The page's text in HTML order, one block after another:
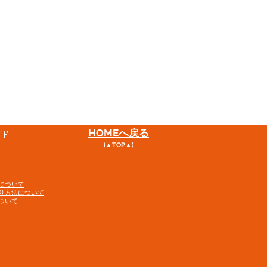
HOMEへ戻る
(▲TOP▲)
ついて
方法について
いて